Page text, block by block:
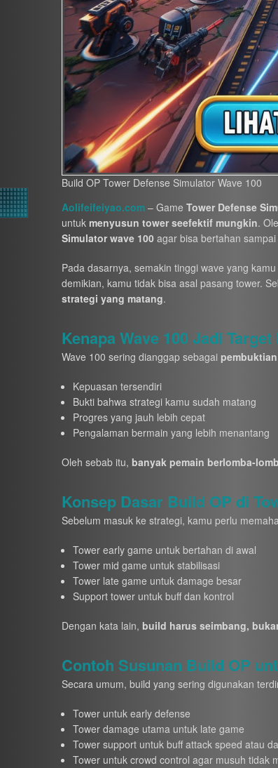
Build OP Tower Defense Simulator Wave 100
Aolifeifeiyao.com– Game Tower Defense
untuk menyusun tower seefektif mungkin.
Simulator wave 100agar bisa bertahan
Pada dasarnya, semakin tinggi wave yang
demikian, kamu tidak bisa asal pasang tower.
strategi yang matang.
Kenapa Wave 100 Jadi
Wave 100 sering dianggap sebagai
Kepuasan tersendiri
Bukti bahwa strategi kamu sudah matang
Progres yang jauh lebih cepat
Pengalaman bermain yang lebih menantang
Oleh sebab itu, banyak pemain berlomba-
Konsep Dasar Build OP di
Sebelum masuk ke strategi, kamu perlu
Tower early game untuk bertahan di awal
Tower mid game untuk stabilisasi
Tower late game untuk damage besar
Support tower untuk buff dan kontrol
Dengan kata lain, build harus seimbang,
Contoh Susunan Build OP
Secara umum, build yang sering digunakan
Tower untuk early defense
Tower damage utama untuk late game
Tower support untuk buff attack speed atau
Tower untuk crowd control agar musuh tidak